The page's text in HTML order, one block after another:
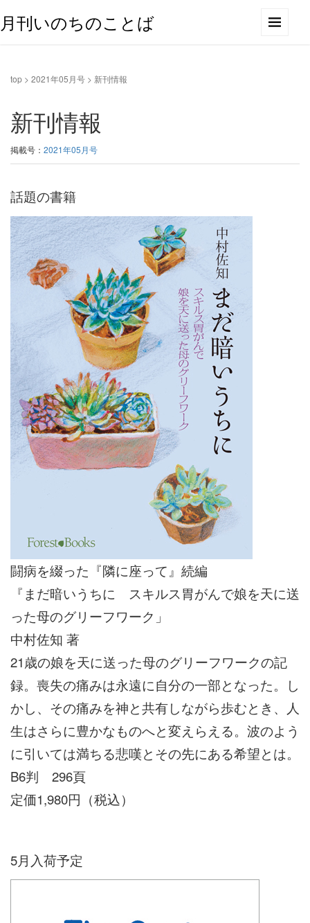
月刊いのちのことば
top > 2021年05月号 > 新刊情報
新刊情報
掲載号： 2021年05月号
話題の書籍
闘病を綴った『隣に座って』続編
『まだ暗いうちに スキルス胃がんで娘を天に送
った母のグリーフワーク」
中村佐知 著
21歳の娘を天に送った母のグリーフワークの記
録。喪失の痛みは永遠に自分の一部となった。し
かし、その痛みを神と共有しながら歩むとき、人
生はさらに豊かなものへと変えらえる。波のよう
に引いては満ちる悲嘆とその先にある希望とは。
B6判 296頁
定価1,980円（税込）
5月入荷予定